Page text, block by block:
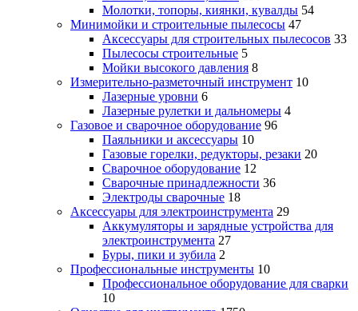
Молотки, топоры, киянки, кувалды 54
Минимойки и строительные пылесосы 47
Аксессуары для строительных пылесосов 33
Пылесосы строительные 5
Мойки высокого давления 8
Измерительно-разметочный инструмент 10
Лазерные уровни 6
Лазерные рулетки и дальномеры 4
Газовое и сварочное оборудование 96
Паяльники и аксессуары 10
Газовые горелки, редукторы, резаки 20
Сварочное оборудование 12
Сварочные принадлежности 36
Электроды сварочные 18
Аксессуары для электроинструмента 29
Аккумуляторы и зарядные устройства для
электроинструмента 27
Буры, пики и зубила 2
Профессиональные инструменты 10
Профессиональное оборудование для сварки
10